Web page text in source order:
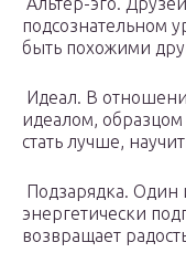
подсознательном
быть похожими
Идеал. В
идеалом,
стать лучше,
Подзарядка. Один
энергетически
возвращает